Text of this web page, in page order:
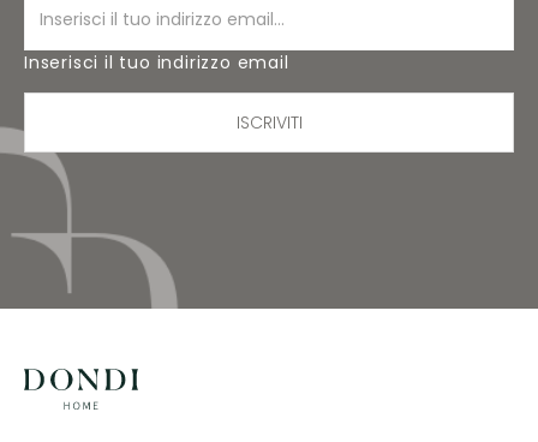
Inserisci il tuo indirizzo email
ISCRIVITI